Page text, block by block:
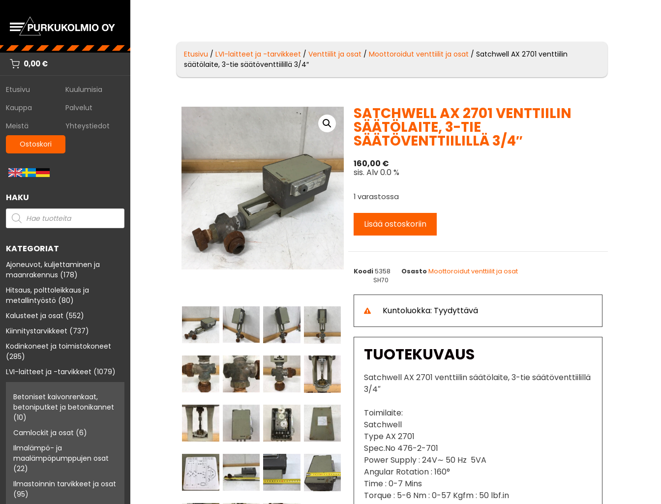
0,00€
Etusivu
Kuulumisia
Kauppa
Palvelut
Meistä
Yhteystiedot
Ostoskori
HAKU
KATEGORIAT
Ajoneuvot, kuljettaminen ja
maanrakennus (178)
Hitsaus, polttoleikkaus ja
metallintyöstö (80)
Kalusteet ja osat (552)
Kiinnitystarvikkeet (737)
Kodinkoneet ja toimistokoneet
(285)
LVI-laitteet ja -tarvikkeet (1079)
Betoniset kaivonrenkaat,
betoniputket ja betonikannet
(10)
Camlockit ja osat (6)
Ilmalämpö- ja
maalämpöpumppujen osat
(22)
Ilmastoinnin tarvikkeet ja osat
(95)
Etusivu /LVI-laitteet ja -tarvikkeet /Venttiilit ja osat /Moottoroidut venttiilit ja osat / Satchwell AX 2701 venttiilin
säätölaite, 3-tie säätöventtiilillä 3/4″
SATCHWELL AX 2701 VENTTIILIN
SÄÄTÖLAITE, 3-TIE
SÄÄTÖVENTTIILILLÄ 3/4″
160,00 €
sis. Alv 0.0 %
1 varastossa
Lisää ostoskoriin
Koodi5358 Osasto Moottoroidut venttiilit ja osat
SH70
Kuntoluokka: Tyydyttävä
TUOTEKUVAUS
Satchwell AX 2701 venttiilin säätölaite, 3-tie säätöventtiilillä
3/4″
Toimilaite:
Satchwell
Type AX 2701
Spec.No 476-2-701
Power Supply : 24V∼ 50 Hz 5VA
Angular Rotation : 160°
Time : 0-7 Mins
Torque : 5-6 Nm : 0-57 Kgfm : 50 lbf.in